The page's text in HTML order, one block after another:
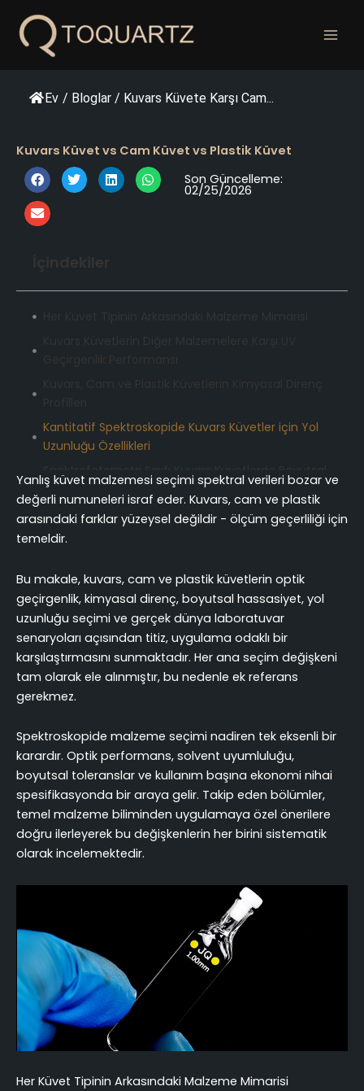
geç
Ev / Bloglar / Kuvars Küvete Karşı Cam...
Kuvars Küvet vs Cam Küvet vs Plastik Küvet
Son Güncelleme:
02/25/2026
Kantitatif Spektroskopide Kuvars Küvetler için Yol
Uzunluğu Özellikleri
Hassasiyet ve Yüzey İşlemi
Kuvars, Cam ve Plastik Küvetler Arasında Fiyat
Karşılaştırması ve Kullanım Başına Maliyet
Seçim Kriterleri
Tek Kullanımlık Tiplere Karşı Kuvars Küvetlerin
Temizlik Protokolleri ve Yeniden Kullanılabilirliği
Sonuç
SSS
Yanlış küvet malzemesi seçimi spektral verileri bozar ve
değerli numuneleri israf eder. Kuvars, cam ve plastik
arasındaki farklar yüzeysel değildir - ölçüm geçerliliği için
temeldir.
Bu makale, kuvars, cam ve plastik küvetlerin optik
geçirgenlik, kimyasal direnç, boyutsal hassasiyet, yol
uzunluğu seçimi ve gerçek dünya laboratuvar
senaryoları açısından titiz, uygulama odaklı bir
karşılaştırmasını sunmaktadır. Her ana seçim değişkeni
tam olarak ele alınmıştır, bu nedenle ek referans
gerekmez.
Spektroskopide malzeme seçimi nadiren tek eksenli bir
karardır. Optik performans, solvent uyumluluğu,
boyutsal toleranslar ve kullanım başına ekonomi nihai
spesifikasyonda bir araya gelir. Takip eden bölümler,
temel malzeme biliminden uygulamaya özel önerilere
doğru ilerleyerek bu değişkenlerin her birini sistematik
olarak incelemektedir.
Her Küvet Tipinin Arkasındaki Malzeme Mimarisi